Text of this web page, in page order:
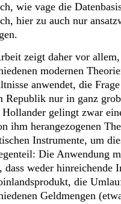
wie vage die
hier zu auch nur
zeigt daher vor
modernen
anwendet, die
Republik nur in ganz
gelingt zwar
ihm herangezogenen
Instrumente, um
Die Anwendung
dass weder hinreichende
die
Geldmengen